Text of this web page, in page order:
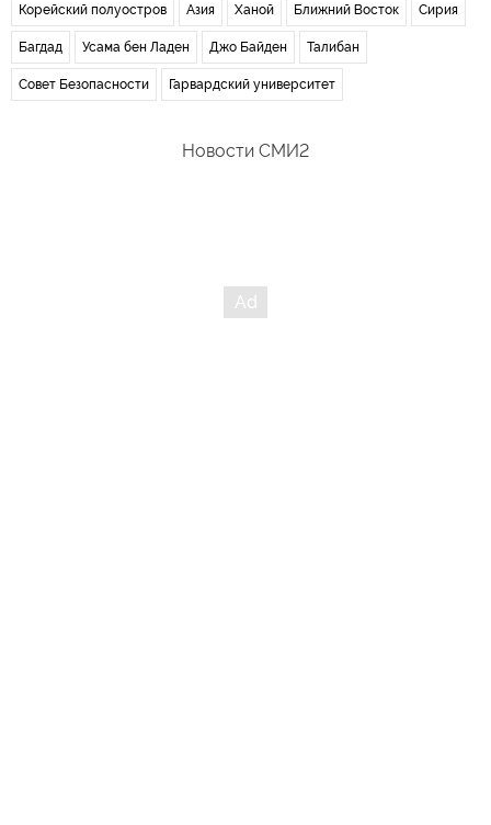
Корейский полуостров Азия Ханой Ближний Восток Сирия
Багдад Усама бен Ладен Джо Байден Талибан
Совет Безопасности Гарвардский университет
Новости СМИ2